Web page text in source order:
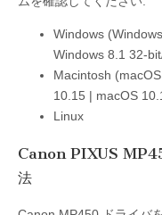
Windows
Windows 8.1 32-
Macintosh
10.15 | macOS
Linux
Canon PIXUS
法